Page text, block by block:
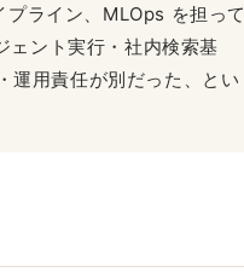
プライン、MLOps を担って
ント実行・社内検索基
用責任が別だった、とい